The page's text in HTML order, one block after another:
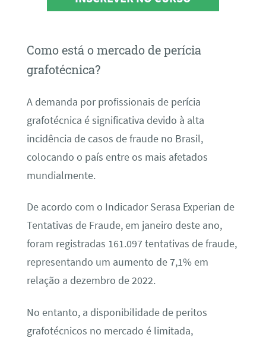
Como está o mercado de perícia
grafotécnica?
A demanda por profissionais de perícia
grafotécnica é significativa devido à alta
incidência de casos de fraude no Brasil,
colocando o país entre os mais afetados
mundialmente.
De acordo com o Indicador Serasa Experian de
Tentativas de Fraude, em janeiro deste ano,
foram registradas 161.097 tentativas de fraude,
representando um aumento de 7,1% em
relação a dezembro de 2022.
No entanto, a disponibilidade de peritos
grafotécnicos no mercado é limitada,